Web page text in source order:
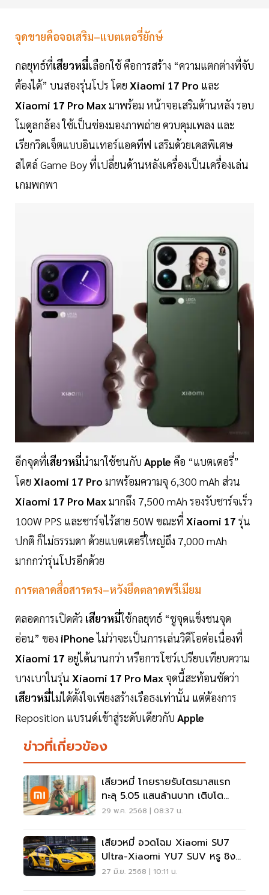
จุดขายคือจอเสริม–แบตเตอรี่ยักษ์
กลยุทธ์ที่เสียวหมี่เลือกใช้ คือการสร้าง “ความแตกต่างที่จับ
ต้องได้” บนสองรุ่นโปร โดย Xiaomi 17 Pro และ
Xiaomi 17 Pro Maxมาพร้อม หน้าจอเสริมด้านหลัง รอบ
โมดูลกล้อง ใช้เป็นช่องมองภาพถ่าย ควบคุมเพลง และ
เรียกวิดเจ็ตแบบอินเทอร์แอคทีฟ เสริมด้วยเคสพิเศษ
สไตล์ Game Boy ที่เปลี่ยนด้านหลังเครื่องเป็นเครื่องเล่น
เกมพกพา
อีกจุดที่เสียวหมี่นำมาใช้ชนกับ Apple คือ “แบตเตอรี่”
โดย Xiaomi 17 Pro มาพร้อมความจุ 6,300 mAh ส่วน
Xiaomi 17 Pro Maxมากถึง 7,500 mAh รองรับชาร์จเร็ว
100W PPS และชาร์จไร้สาย 50W ขณะที่ Xiaomi 17 รุ่น
ปกติ ก็ไม่ธรรมดา ด้วยแบตเตอรี่ใหญ่ถึง 7,000 mAh
มากกว่ารุ่นโปรอีกด้วย
การตลาดสื่อสารตรง–หวังยึดตลาดพรีเมียม
ตลอดการเปิดตัว เสียวหมี่ใช้กลยุทธ์ “ชูจุดแข็งชนจุด
อ่อน” ของ iPhoneไม่ว่าจะเป็นการเล่นวิดีโอต่อเนื่องที่
Xiaomi 17 อยู่ได้นานกว่า หรือการโชว์เปรียบเทียบความ
บางเบาในรุ่น Xiaomi 17 Pro Max จุดนี้สะท้อนชัดว่า
เสียวหมี่ไม่ได้ตั้งใจเพียงสร้างเรือธงเท่านั้น แต่ต้องการ
Reposition แบรนด์เข้าสู่ระดับเดียวกับ Apple
ข่าวที่เกี่ยวข้อง
เสียวหมี่ โกยรายรับไตรมาสแรก
ทะลุ 5.05 แสนล้านบาท เติบโต
47%
29 พ.ค. 2568 | 08:37 น.
เสียวหมี่ อวดโฉม Xiaomi SU7
Ultra-Xiaomi YU7 SUV หรู ชิง
ตลาด EV สมรรถนะสูง
27 มิ.ย. 2568 | 10:11 น.